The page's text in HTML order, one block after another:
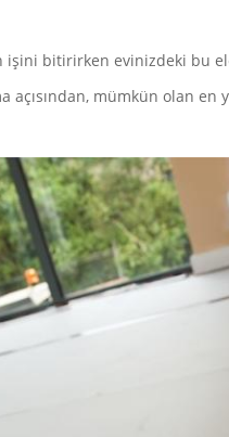
işini bitirirken evinizdeki bu
açısından, mümkün olan